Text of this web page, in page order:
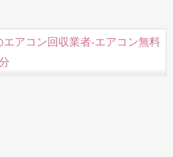
アコン回収業者-エアコン無料